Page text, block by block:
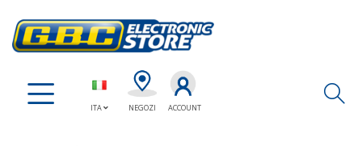
ITA NEGOZI ACCOUNT